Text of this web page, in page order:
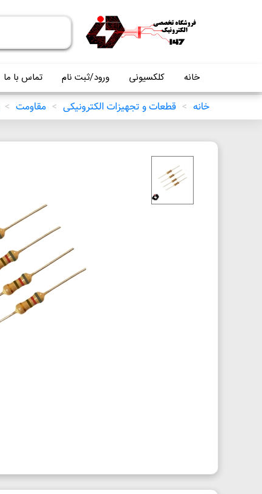
خانه کلکسیونی ورود/ثبت نام تماس با ما
خانه > قطعات و تجهیزات الکترونیکی > مقاومت >